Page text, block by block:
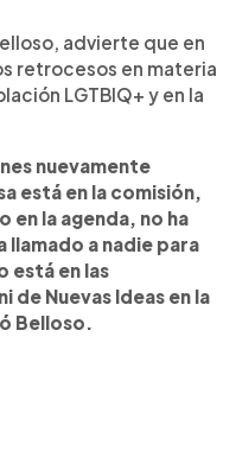
advierte que en
retrocesos en materia
LGTBIQ+ y en la
nuevamente
está en la comisión,
en la agenda, no ha
llamado a nadie para
está en las
Nuevas Ideas en la
Belloso.